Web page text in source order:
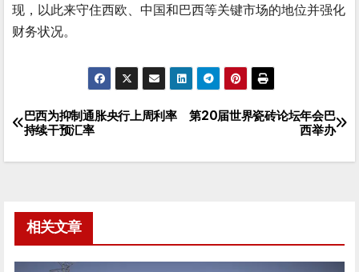
现，以此来守住西欧、中国和巴西等关键市场的地位并强化
财务状况。
文
章
航
第20届世界瓷砖论坛年会巴
西举办
巴西为抑制通胀央行上周利率
持续干预汇率
相关文章